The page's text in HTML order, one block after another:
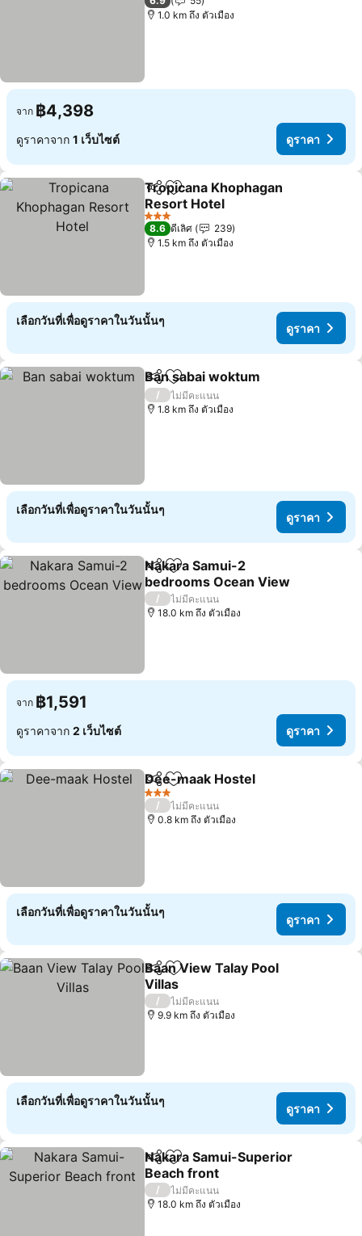
1.0 km ถึง ตัวเมือง
จาก ฿4,398
ดูราคาจาก 1 เว็บไซต์ ดูราคา
แชร์ เพิ่มในรายการโปรด
Tropicana Khophagan
Resort Hotel
ดูราคา
3 ดาว
8.6 ดีเลิศ
239
1.5 km ถึง ตัวเมือง
เลือกวันที่เพื่อดูราคาในวันนั้นๆ
ดูราคา
แชร์ เพิ่มในรายการโปรด
Ban sabai woktum
/
ไม่มีคะแนน
1.8 km ถึง ตัวเมือง
เลือกวันที่เพื่อดูราคาในวันนั้นๆ
ดูราคา
แชร์ เพิ่มในรายการโปรด
Nakara Samui-2
bedrooms Ocean View
ดูราคา
/
ไม่มีคะแนน
18.0 km ถึง ตัวเมือง
จาก ฿1,591
ดูราคาจาก 2 เว็บไซต์ ดูราคา
แชร์ เพิ่มในรายการโปรด
Dee-maak Hostel
3 ดาว
/
ไม่มีคะแนน
0.8 km ถึง ตัวเมือง
เลือกวันที่เพื่อดูราคาในวันนั้นๆ
ดูราคา
แชร์ เพิ่มในรายการโปรด
Baan View Talay Pool
Villas
ดูราคา
/
ไม่มีคะแนน
9.9 km ถึง ตัวเมือง
เลือกวันที่เพื่อดูราคาในวันนั้นๆ
ดูราคา
แชร์ เพิ่มในรายการโปรด
Nakara Samui-Superior
Beach front
ดูราคา
/
ไม่มีคะแนน
18.0 km ถึง ตัวเมือง